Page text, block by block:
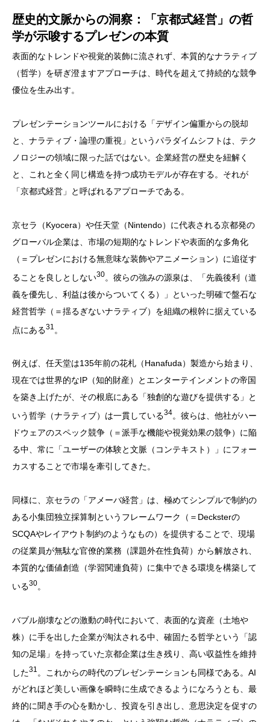
歴史的文脈からの洞察：「京都式経営」の哲
学が示唆するプレゼンの本質
表面的なトレンドや視覚的装飾に流されず、本質的なナラティブ
（哲学）を研ぎ澄ますアプローチは、時代を超えて持続的な競争
優位を生み出す。
プレゼンテーションツールにおける「デザイン偏重からの脱却
と、ナラティブ・論理の重視」というパラダイムシフトは、テク
ノロジーの領域に限った話ではない。企業経営の歴史を紐解く
と、これと全く同じ構造を持つ成功モデルが存在する。それが
「京都式経営」と呼ばれるアプローチである。
京セラ（Kyocera）や任天堂（Nintendo）に代表される京都発の
グローバル企業は、市場の短期的なトレンドや表面的な多角化
（＝プレゼンにおける無意味な装飾やアニメーション）に追従す
ることを良しとしない30。彼らの強みの源泉は、「先義後利（道
義を優先し、利益は後からついてくる）」といった明確で盤石な
経営哲学（＝揺るぎないナラティブ）を組織の根幹に据えている
点にある31 。
例えば、任天堂は135年前の花札（Hanafuda）製造から始まり、
現在では世界的なIP（知的財産）とエンターテインメントの帝国
を築き上げたが、その根底にある「独創的な遊びを提供する」と
いう哲学（ナラティブ）は一貫している34。彼らは、他社がハー
ドウェアのスペック競争（＝派手な機能や視覚効果の競争）に陥
る中、常に「ユーザーの体験と文脈（コンテキスト）」にフォー
カスすることで市場を牽引してきた。
同様に、京セラの「アメーバ経営」は、極めてシンプルで制約の
ある小集団独立採算制というフレームワーク（＝Decksterの
SCQAやレイアウト制約のようなもの）を提供することで、現場
の従業員が無駄な官僚的業務（課題外在性負荷）から解放され、
本質的な価値創造（学習関連負荷）に集中できる環境を構築して
いる30。
バブル崩壊などの激動の時代において、表面的な資産（土地や
株）に手を出した企業が淘汰される中、確固たる哲学という「認
知の足場」を持っていた京都企業は生き残り、高い収益性を維持
した31 。これからの時代のプレゼンテーションも同様である。AI
がどれほど美しい画像を瞬時に生成できるようになろうとも、最
終的に聞き手の心を動かし、投資を引き出し、意思決定を促すの